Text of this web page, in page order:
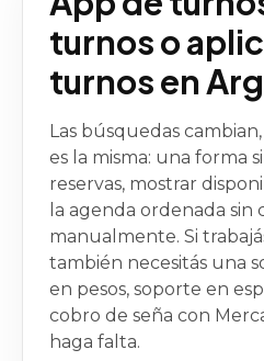
turnos o
turnos en
Las búsquedas
es la misma: una forma
reservas, mostrar
la agenda ordenada sin
manualmente. Si
también necesitás una
en pesos, soporte en
cobro de seña con
haga falta.